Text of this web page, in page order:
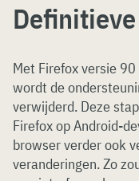
Met Firefox versie
wordt de
verwijderd. Deze
Firefox op Android-
browser verder ook
veranderingen. Zo